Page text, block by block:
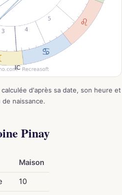
d'après sa date, son heure et
de naissance.
Pinay
Maison
10